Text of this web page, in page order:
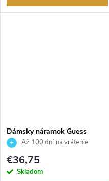
Dámsky náramok Guess
JUBB02137JWRHS
Až 100 dní na vrátenie
tovaru. Autorizovaný predajca.
€36,75
Skladom